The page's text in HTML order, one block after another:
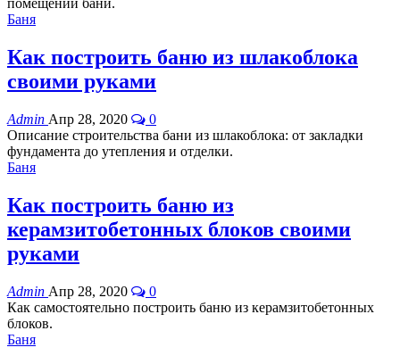
помещении бани.
Баня
Как построить баню из шлакоблока
своими руками
Admin Апр 28, 2020
0
Описание строительства бани из шлакоблока: от закладки
фундамента до утепления и отделки.
Баня
Как построить баню из
керамзитобетонных блоков своими
руками
Admin Апр 28, 2020
0
Как самостоятельно построить баню из керамзитобетонных
блоков.
Баня